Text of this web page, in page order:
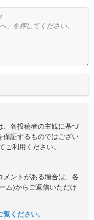
、各投稿者の主観に基づ
保証するものではござい
ご利用ください。
メントがある場合は、各
ム)からご返信いただけ
ください。